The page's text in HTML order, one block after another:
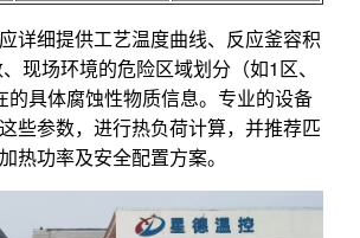
详细提供工艺温度曲线、反应釜容积
现场环境的危险区域划分（如1区、
的具体腐蚀性物质信息。专业的设备
些参数，进行热负荷计算，并推荐匹
热功率及安全配置方案。